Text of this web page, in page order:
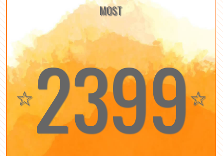
MOST
☆2399☆